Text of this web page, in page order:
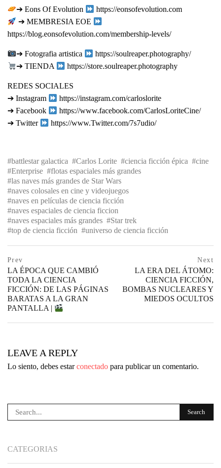
➔ Eons Of Evolution
https://eonsofevolution.com
➔ MEMBRESIA EOE
https://blog.eonsofevolution.com/membership-levels/
➔ Fotografia artistica
https://soulreaper.photography/
➔ TIENDA
https://store.soulreaper.photography
REDES SOCIALES
➔ Instagram
https://instagram.com/carloslorite
➔ Facebook
https://www.facebook.com/CarlosLoriteCine/
➔ Twitter
https://www.Twitter.com/7s7udio/
battlestar galactica Carlos Lorite ciencia ficción épica
cine
Enterprise
flotas espaciales más grandes
las naves más grandes de Star Wars
naves colosales en cine y videojuegos
naves en películas de ciencia ficción
naves espaciales de ciencia ficcion
naves espaciales más grandes
Star trek
top de ciencia ficción
universo de ciencia ficción
Navegación
de
entradas
Prev
postPrevious
page
LA ÉPOCA QUE CAMBIÓ
TODA LA CIENCIA
FICCIÓN: DE LAS PÁGINAS
BARATAS A LA GRAN
PANTALLA |
Next
LA ERA DEL ÁTOMO:
CIENCIA FICCIÓN,
BOMBAS NUCLEARES Y
MIEDOS OCULTOS
LEAVE A REPLY
Lo siento, debes estarconectado para publicar un comentario.
CATEGORIAS